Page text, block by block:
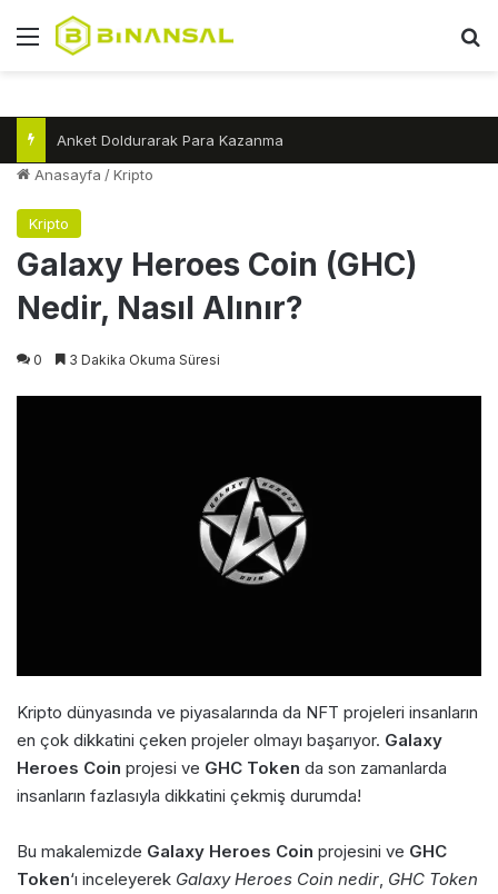
Menü
Anket Doldurarak Para Kazanma
Anasayfa /Kripto
Kripto
Galaxy Heroes Coin (GHC)
Nedir, Nasıl Alınır?
0 3 Dakika Okuma Süresi
Kripto dünyasında ve piyasalarında da NFT projeleri insanların
en çok dikkatini çeken projeler olmayı başarıyor. Galaxy
Heroes Coin projesi ve GHC Token da son zamanlarda
insanların fazlasıyla dikkatini çekmiş durumda!
Bu makalemizde Galaxy Heroes Coin projesini ve GHC
Token‘ı inceleyerek Galaxy Heroes Coin nedir, GHC Token